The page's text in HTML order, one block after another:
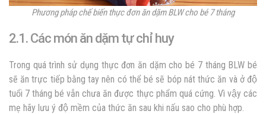
Phương pháp chế biến thực đơn ăn dặm BLW cho bé 7 tháng
2.1. Các món ăn dặm tự chỉ huy
Trong quá trình sử dụng thực đơn ăn dặm cho bé 7 tháng BLW bé
sẽ ăn trực tiếp bằng tay nên có thể bé sẽ bóp nát thức ăn và ở độ
tuổi 7 tháng bé vẫn chưa ăn được thực phẩm quá cứng. Vì vậy các
mẹ hãy lưu ý độ mềm của thức ăn sau khi nấu sao cho phù hợp.